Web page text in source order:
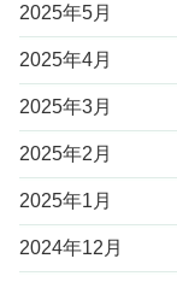
2025年5月
2025年4月
2025年3月
2025年2月
2025年1月
2024年12月